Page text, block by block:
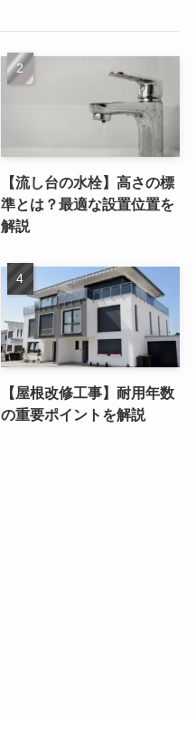
【流し台の水栓】高さの標
準とは？最適な設置位置を
解説
【屋根改修工事】耐用年数
の重要ポイントを解説